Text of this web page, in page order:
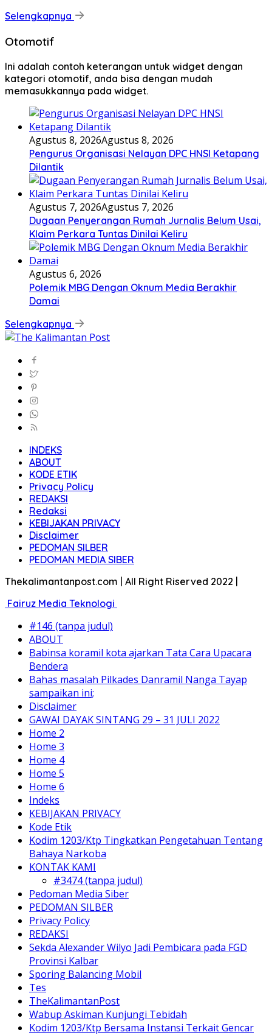
Selengkapnya
Otomotif
Ini adalah contoh keterangan untuk widget dengan
kategori otomotif, anda bisa dengan mudah
memasukkannya pada widget.
Agustus 8, 2026Agustus 8, 2026
Pengurus Organisasi Nelayan DPC HNSI Ketapang
Dilantik
Agustus 7, 2026Agustus 7, 2026
Dugaan Penyerangan Rumah Jurnalis Belum Usai,
Klaim Perkara Tuntas Dinilai Keliru
Agustus 6, 2026
Polemik MBG Dengan Oknum Media Berakhir
Damai
Selengkapnya
INDEKS
ABOUT
KODE ETIK
Privacy Policy
REDAKSI
Redaksi
KEBIJAKAN PRIVACY
Disclaimer
PEDOMAN SILBER
PEDOMAN MEDIA SIBER
Thekalimantanpost.com | All Right Riserved 2022 |
Fairuz Media Teknologi
#146 (tanpa judul)
ABOUT
Babinsa koramil kota ajarkan Tata Cara Upacara
Bendera
Bahas masalah Pilkades Danramil Nanga Tayap
sampaikan ini;
Disclaimer
GAWAI DAYAK SINTANG 29 – 31 JULI 2022
Home 2
Home 3
Home 4
Home 5
Home 6
Indeks
KEBIJAKAN PRIVACY
Kode Etik
Kodim 1203/Ktp Tingkatkan Pengetahuan Tentang
Bahaya Narkoba
KONTAK KAMI
#3474 (tanpa judul)
Pedoman Media Siber
PEDOMAN SILBER
Privacy Policy
REDAKSI
Sekda Alexander Wilyo Jadi Pembicara pada FGD
Provinsi Kalbar
Sporing Balancing Mobil
Tes
TheKalimantanPost
Wabup Askiman Kunjungi Tebidah
Kodim 1203/Ktp Bersama Instansi Terkait Gencar